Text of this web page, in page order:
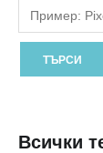
Всички